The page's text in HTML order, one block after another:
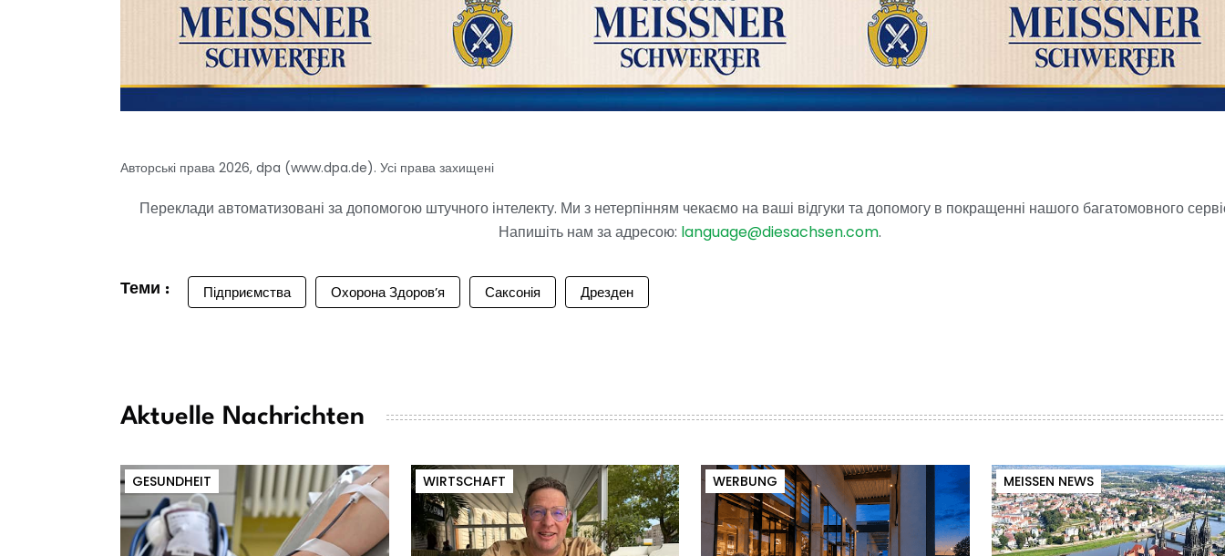
Авторські права 2026, dpa (www.dpa.de). Усі права захищені
Переклади автоматизовані за допомогою штучного інтелекту. Ми з нетерпінням чекаємо на ваші відгуки та допомогу в покращенні нашого багатомовного
Напишіть нам за адресою: language@diesachsen.com.
Теми : Підприємства Охорона Здоров’я Саксонія Дрезден
Aktuelle Nachrichten
GESUNDHEIT WIRTSCHAFT WERBUNG MEISSEN NEWS